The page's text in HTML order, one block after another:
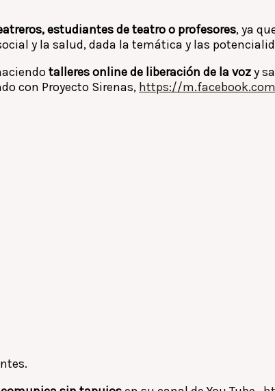
estudiantes de teatro o profesores, ya
y la salud, dada la temática y las
talleres online de liberación de la vozy
con Proyecto Sirenas, https://